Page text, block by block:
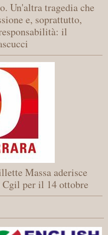
Un'altra tragedia che
e, soprattutto,
il
Massa aderisce
per il 14 ottobre